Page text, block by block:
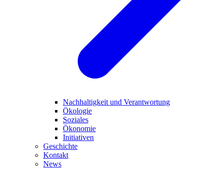
Nachhaltigkeit und Verantwortung
Ökologie
Soziales
Ökonomie
Initiativen
Geschichte
Kontakt
News